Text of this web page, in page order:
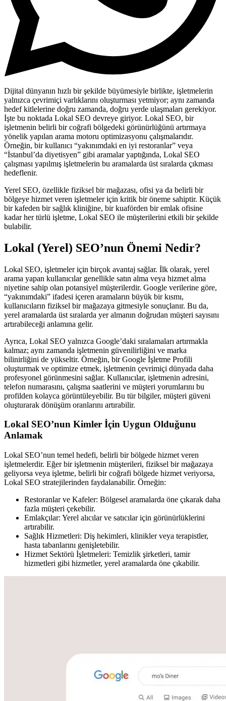
Dijital dünyanın hızlı bir şekilde büyümesiyle birlikte, işletmelerin
yalnızca çevrimiçi varlıklarını oluşturması yetmiyor; aynı zamanda
hedef kitlelerine doğru zamanda, doğru yerde ulaşmaları gerekiyor.
İşte bu noktada Lokal SEO devreye giriyor. Lokal SEO, bir
işletmenin belirli bir coğrafi bölgedeki görünürlüğünü artırmaya
yönelik yapılan arama motoru optimizasyonu çalışmalarıdır.
Örneğin, bir kullanıcı “yakınımdaki en iyi restoranlar” veya
“İstanbul’da diyetisyen” gibi aramalar yaptığında, Lokal SEO
çalışması yapılmış işletmelerin bu aramalarda üst sıralarda çıkması
hedeflenir.
Yerel SEO, özellikle fiziksel bir mağazası, ofisi ya da belirli bir
bölgeye hizmet veren işletmeler için kritik bir öneme sahiptir. Küçük
bir kafeden bir sağlık kliniğine, bir kuaförden bir emlak ofisine
kadar her türlü işletme, Lokal SEO ile müşterilerini etkili bir şekilde
bulabilir.
Lokal (Yerel) SEO’nun Önemi Nedir?
Lokal SEO, işletmeler için birçok avantaj sağlar. İlk olarak, yerel
arama yapan kullanıcılar genellikle satın alma veya hizmet alma
niyetine sahip olan potansiyel müşterilerdir. Google verilerine göre,
“yakınımdaki” ifadesi içeren aramaların büyük bir kısmı,
kullanıcıların fiziksel bir mağazaya gitmesiyle sonuçlanır. Bu da,
yerel aramalarda üst sıralarda yer almanın doğrudan müşteri sayısını
artırabileceği anlamına gelir.
Ayrıca, Lokal SEO yalnızca Google’daki sıralamaları artırmakla
kalmaz; aynı zamanda işletmenin güvenilirliğini ve marka
bilinirliğini de yükseltir. Örneğin, bir Google İşletme Profili
oluşturmak ve optimize etmek, işletmenin çevrimiçi dünyada daha
profesyonel görünmesini sağlar. Kullanıcılar, işletmenin adresini,
telefon numarasını, çalışma saatlerini ve müşteri yorumlarını bu
profilden kolayca görüntüleyebilir. Bu tür bilgiler, müşteri güveni
oluşturarak dönüşüm oranlarını artırabilir.
Lokal SEO’nun Kimler İçin Uygun Olduğunu
Anlamak
Lokal SEO’nun temel hedefi, belirli bir bölgede hizmet veren
işletmelerdir. Eğer bir işletmenin müşterileri, fiziksel bir mağazaya
geliyorsa veya işletme, belirli bir coğrafi bölgede hizmet veriyorsa,
Lokal SEO stratejilerinden faydalanabilir. Örneğin:
Restoranlar ve Kafeler: Bölgesel aramalarda öne çıkarak daha
fazla müşteri çekebilir.
Emlakçılar: Yerel alıcılar ve satıcılar için görünürlüklerini
artırabilir.
Sağlık Hizmetleri: Diş hekimleri, klinikler veya terapistler,
hasta tabanlarını genişletebilir.
Hizmet Sektörü İşletmeleri: Temizlik şirketleri, tamir
hizmetleri gibi hizmetler, yerel aramalarda öne çıkabilir.